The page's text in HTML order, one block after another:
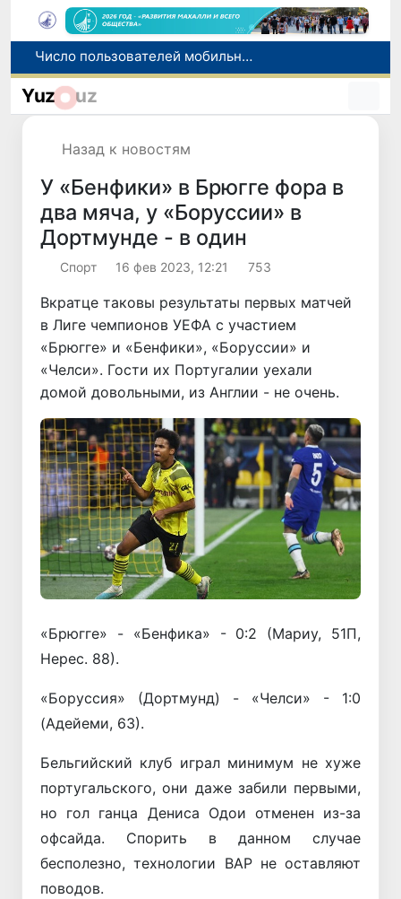
При содействии Генконсульства Узбекистана соотечественница, перенесшая инсульт в Алматы, вернулась на родину
В Ташкенте состоялось заседание Исполнительного комитета Федерации тяжелой атлетики Азии
Yuz uz
Назад к новостям
У «Бенфики» в Брюгге фора в
два мяча, у «Боруссии» в
Дортмунде - в один
Спорт 16 фев 2023, 12:21 753
Вкратце таковы результаты первых матчей
в Лиге чемпионов УЕФА с участием
«Брюгге» и «Бенфики», «Боруссии» и
«Челси». Гости их Португалии уехали
домой довольными, из Англии - не очень.
«Брюгге» - «Бенфика» - 0:2 (Мариу, 51П,
Нерес. 88).
«Боруссия» (Дортмунд) - «Челси» - 1:0
(Адейеми, 63).
Бельгийский клуб играл минимум не хуже
португальского, они даже забили первыми,
но гол ганца Дениса Одои отменен из-за
офсайда. Спорить в данном случае
бесполезно, технологии ВАР не оставляют
поводов.